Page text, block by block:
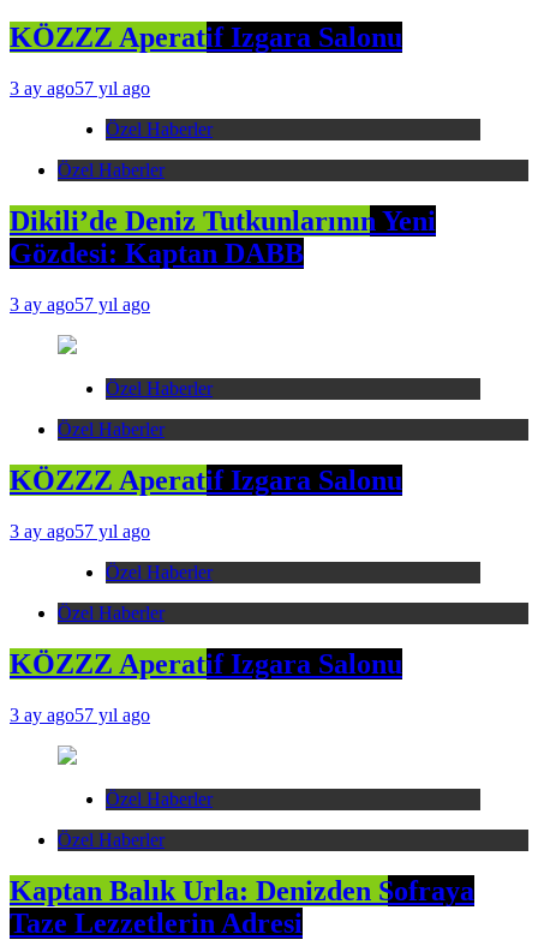
KÖZZZ Aperatif Izgara Salonu
3 ay ago57 yıl ago
Özel Haberler
Özel Haberler
Dikili’de Deniz Tutkunlarının Yeni
Gözdesi: Kaptan DABB
3 ay ago57 yıl ago
Özel Haberler
Özel Haberler
KÖZZZ Aperatif Izgara Salonu
3 ay ago57 yıl ago
Özel Haberler
Özel Haberler
KÖZZZ Aperatif Izgara Salonu
3 ay ago57 yıl ago
Özel Haberler
Özel Haberler
Kaptan Balık Urla: Denizden Sofraya
Taze Lezzetlerin Adresi